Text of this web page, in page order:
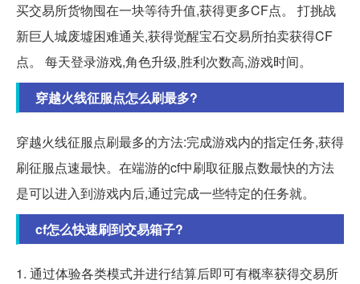
买交易所货物囤在一块等待升值,获得更多CF点。 打挑战
新巨人城废墟困难通关,获得觉醒宝石交易所拍卖获得CF
点。 每天登录游戏,角色升级,胜利次数高,游戏时间。
穿越火线征服点怎么刷最多?
穿越火线征服点刷最多的方法:完成游戏内的指定任务,获得
刷征服点速最快。在端游的cf中刷取征服点数最快的方法
是可以进入到游戏内后,通过完成一些特定的任务就。
cf怎么快速刷到交易箱子?
1. 通过体验各类模式并进行结算后即可有概率获得交易所